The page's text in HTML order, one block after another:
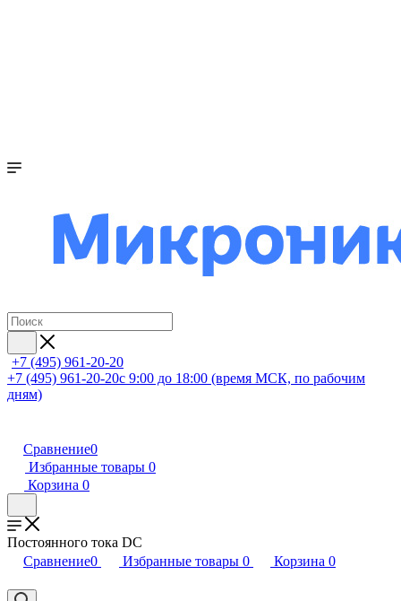
+7 (495) 961-20-20
+7 (495) 961-20-20с 9:00 до 18:00 (время МСК, по рабочим
дням)
Сравнение0
Избранные товары 0
Корзина 0
Постоянного тока DC
Сравнение0 Избранные товары 0 Корзина 0